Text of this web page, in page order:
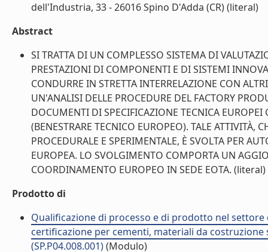
dell'Industria, 33 - 26016 Spino D'Adda (CR) (literal)
Abstract
SI TRATTA DI UN COMPLESSO SISTEMA DI
PRESTAZIONI DI COMPONENTI E DI SISTEMI
CONDURRE IN STRETTA INTERRELAZIONE CON
UN'ANALISI DELLE PROCEDURE DEL FACTORY
DOCUMENTI DI SPECIFICAZIONE TECNICA
(BENESTRARE TECNICO EUROPEO). TALE ATTIVITÀ,
PROCEDURALE E SPERIMENTALE, È SVOLTA PER
EUROPEA. LO SVOLGIMENTO COMPORTA UN
COORDINAMENTO EUROPEO IN SEDE EOTA. (literal)
Prodotto di
Qualificazione di processo e di prodotto nel
certificazione per cementi, materiali da
(SP.P04.008.001)(Modulo)